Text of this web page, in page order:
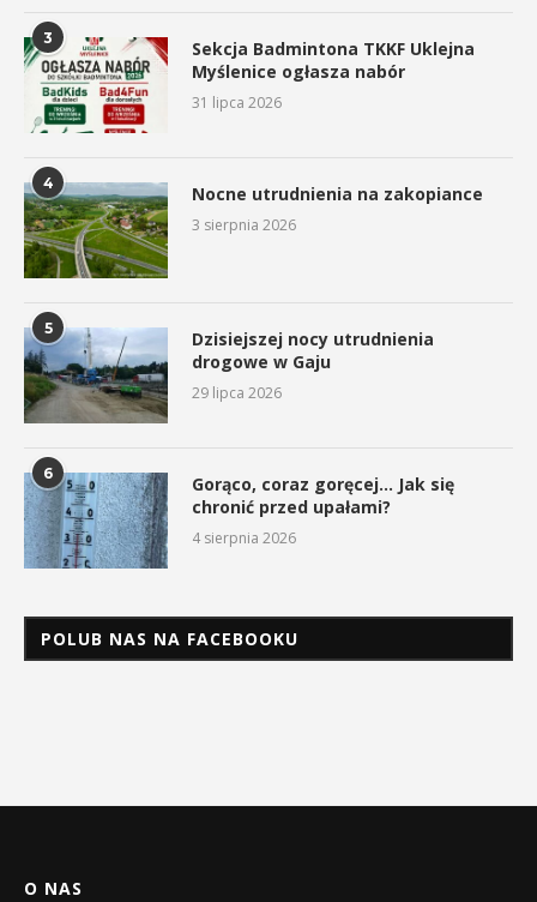
3
Sekcja Badmintona TKKF Uklejna
Myślenice ogłasza nabór
31 lipca 2026
4 Nocne utrudnienia na zakopiance
3 sierpnia 2026
5
Dzisiejszej nocy utrudnienia
drogowe w Gaju
29 lipca 2026
6
Gorąco, coraz goręcej… Jak się
chronić przed upałami?
4 sierpnia 2026
POLUB NAS NA FACEBOOKU
O NAS